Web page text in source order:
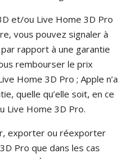
et/ou Live Home 3D Pro
vous pouvez signaler à
rapport à une garantie
rembourser le prix
Home 3D Pro ; Apple n’a
quelle qu’elle soit, en ce
Live Home 3D Pro.
exporter ou réexporter
Pro que dans les cas